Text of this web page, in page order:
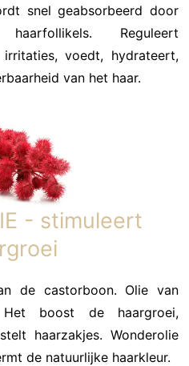
snel geabsorbeerd door
Reguleert
voedt, hydrateert,
van het haar.
- stimuleert
de castorboon. Olie van
Het boost de haargroei,
haarzakjes. Wonderolie
de natuurlijke haarkleur.